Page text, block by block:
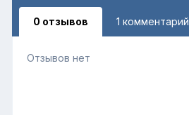
0 отзывов 1 комментарий
Отзывов нет